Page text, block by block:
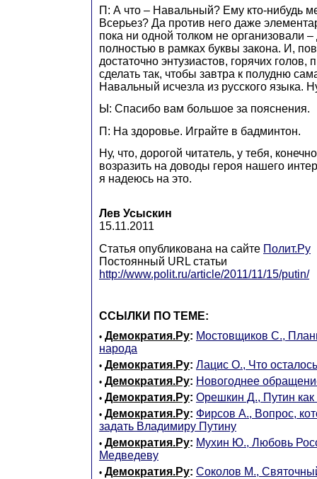
П: А что – Навальный? Ему кто-нибудь
Всерьез? Да против него даже
пока ни одной толком не организовали –
полностью в рамках буквы закона. И,
достаточно энтузиастов, горячих голов,
сделать так, чтобы завтра к полудню
Навальный исчезла из русского языка.
Ы: Спасибо вам большое за пояснения.
П: На здоровье. Играйте в бадминтон.
Ну, что, дорогой читатель, у тебя,
возразить на доводы героя нашего
я надеюсь на это.
Лев Усыскин
15.11.2011
Статья опубликована на сайте Полит.Ру
Постоянный URL статьи
http://www.polit.ru/article/2011/11/15/putin/
ССЫЛКИ ПО ТЕМЕ:
• Демократия.Ру: Мостовщиков С.,
народа
• Демократия.Ру: Лацис О., Что
• Демократия.Ру: Новогоднее
• Демократия.Ру: Орешкин Д., Путин как
• Демократия.Ру: Фирсов А., Вопрос,
задать Владимиру Путину
• Демократия.Ру: Мухин Ю., Любовь
Медведеву
• Демократия.Ру: Соколов М.,